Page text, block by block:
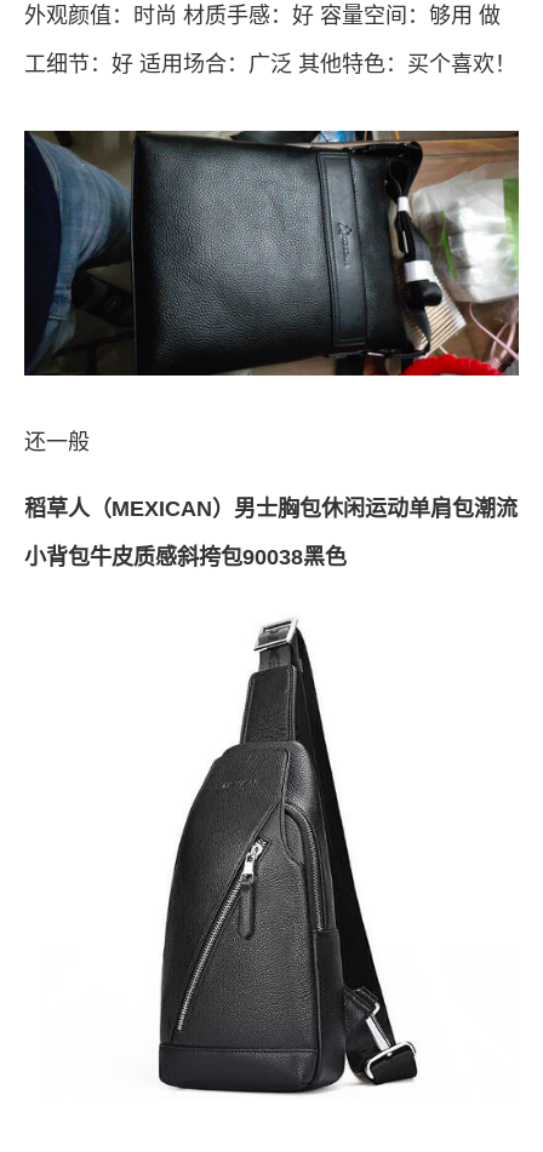
外观颜值：时尚 材质手感：好 容量空间：够用 做
工细节：好 适用场合：广泛 其他特色：买个喜欢！
还一般
稻草人（MEXICAN）男士胸包休闲运动单肩包潮流
小背包牛皮质感斜挎包90038黑色